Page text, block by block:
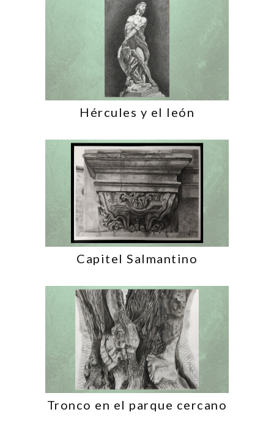
Hércules y el león
Capitel Salmantino
Tronco en el parque cercano